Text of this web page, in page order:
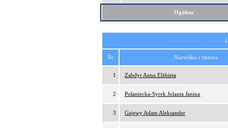
Ogółem
Nr Nazwisko i imiona
1 Zabdyr Anna Elżbieta
2 Połaniecka-Syrek Jolanta Janina
3 Gajewy Adam Aleksander